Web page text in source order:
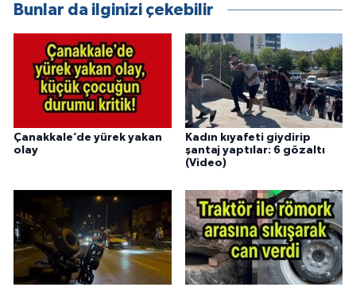
Bunlar da ilginizi çekebilir
Çanakkale’de yürek yakan
olay
Kadın kıyafeti giydirip
şantaj yaptılar: 6 gözaltı
(Video)